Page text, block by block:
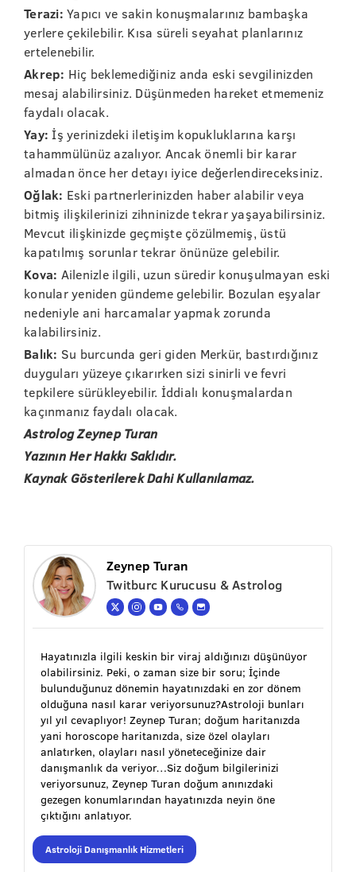
Terazi: Yapıcı ve sakin konuşmalarınız bambaşka
yerlere çekilebilir. Kısa süreli seyahat planlarınız
ertelenebilir.
Akrep: Hiç beklemediğiniz anda eski sevgilinizden
mesaj alabilirsiniz. Düşünmeden hareket etmemeniz
faydalı olacak.
Yay:İş yerinizdeki iletişim kopukluklarına karşı
tahammülünüz azalıyor. Ancak önemli bir karar
almadan önce her detayı iyice değerlendireceksiniz.
Oğlak: Eski partnerlerinizden haber alabilir veya
bitmiş ilişkilerinizi zihninizde tekrar yaşayabilirsiniz.
Mevcut ilişkinizde geçmişte çözülmemiş, üstü
kapatılmış sorunlar tekrar önünüze gelebilir.
Kova: Ailenizle ilgili, uzun süredir konuşulmayan eski
konular yeniden gündeme gelebilir. Bozulan eşyalar
nedeniyle ani harcamalar yapmak zorunda
kalabilirsiniz.
Balık: Su burcunda geri giden Merkür, bastırdığınız
duyguları yüzeye çıkarırken sizi sinirli ve fevri
tepkilere sürükleyebilir. İddialı konuşmalardan
kaçınmanız faydalı olacak.
Astrolog Zeynep Turan
Yazının Her Hakkı Saklıdır.
Kaynak Gösterilerek Dahi Kullanılamaz.
Zeynep Turan
Twitburc Kurucusu & Astrolog
Hayatınızla ilgili keskin bir viraj aldığınızı düşünüyor
olabilirsiniz. Peki, o zaman size bir soru; İçinde
bulunduğunuz dönemin hayatınızdaki en zor dönem
olduğuna nasıl karar veriyorsunuz?Astroloji bunları
yıl yıl cevaplıyor! Zeynep Turan; doğum haritanızda
yani horoscope haritanızda, size özel olayları
anlatırken, olayları nasıl yöneteceğinize dair
danışmanlık da veriyor…Siz doğum bilgilerinizi
veriyorsunuz, Zeynep Turan doğum anınızdaki
gezegen konumlarından hayatınızda neyin öne
çıktığını anlatıyor.
Astroloji Danışmanlık Hizmetleri